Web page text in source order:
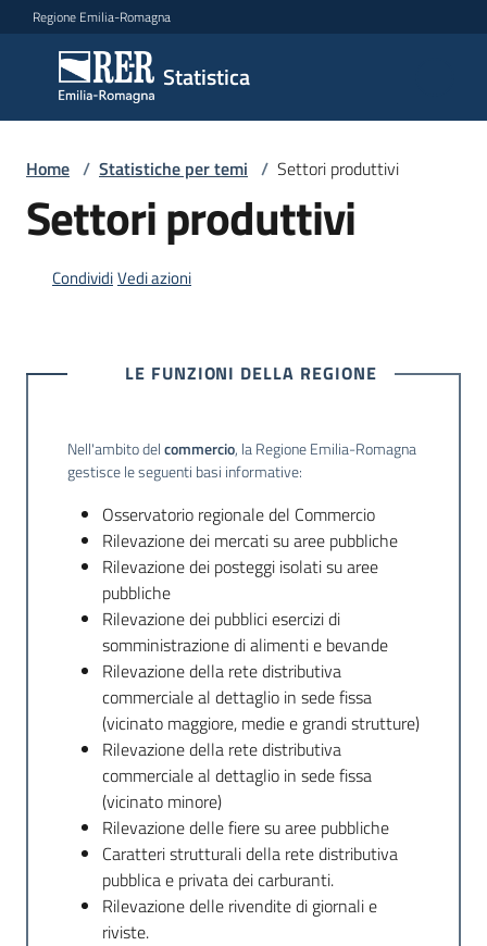
Vai al contenuto
Vai alla navigazione
Vai al footer
Regione Emilia-Romagna
Statistica
Statistica
Novità
e
Statistiche
Home / Statistiche per temi / Settori produttivi
Settori produttivi
CondividiVedi azioni
LE FUNZIONI DELLA REGIONE
Nell'ambito delcommercio, la Regione Emilia-Romagna
gestisce le seguenti basi informative:
Osservatorio regionale del Commercio
Rilevazione dei mercati su aree pubbliche
Rilevazione dei posteggi isolati su aree
pubbliche
Rilevazione dei pubblici esercizi di
somministrazione di alimenti e bevande
Rilevazione della rete distributiva
commerciale al dettaglio in sede fissa
(vicinato maggiore, medie e grandi strutture)
Rilevazione della rete distributiva
commerciale al dettaglio in sede fissa
(vicinato minore)
Rilevazione delle fiere su aree pubbliche
Caratteri strutturali della rete distributiva
pubblica e privata dei carburanti.
Rilevazione delle rivendite di giornali e
riviste.